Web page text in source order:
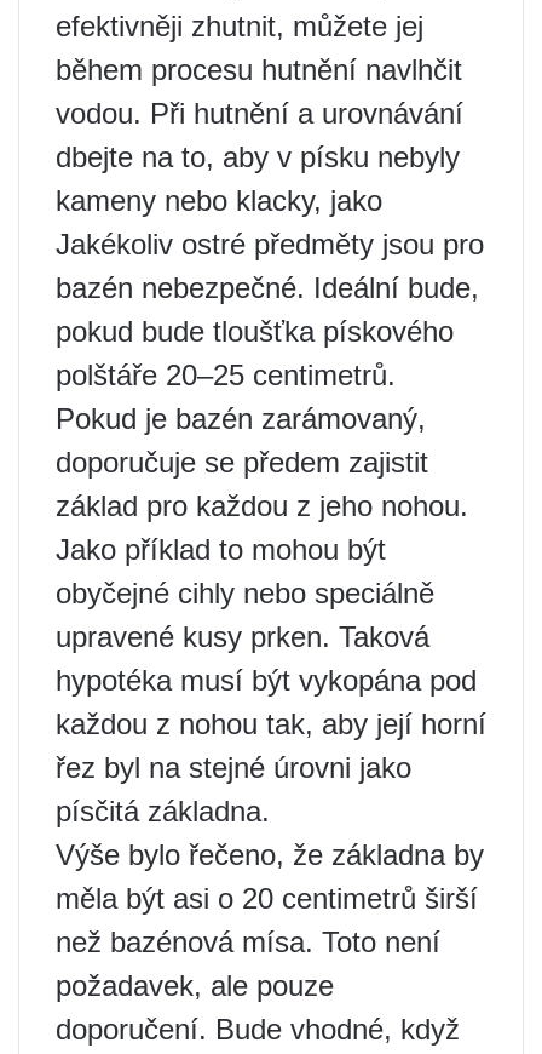
efektivněji zhutnit, můžete jej
během procesu hutnění navlhčit
vodou. Při hutnění a urovnávání
dbejte na to, aby v písku nebyly
kameny nebo klacky, jako
Jakékoliv ostré předměty jsou pro
bazén nebezpečné. Ideální bude,
pokud bude tloušťka pískového
polštáře 20–25 centimetrů.
Pokud je bazén zarámovaný,
doporučuje se předem zajistit
základ pro každou z jeho nohou.
Jako příklad to mohou být
obyčejné cihly nebo speciálně
upravené kusy prken. Taková
hypotéka musí být vykopána pod
každou z nohou tak, aby její horní
řez byl na stejné úrovni jako
písčitá základna.
Výše bylo řečeno, že základna by
měla být asi o 20 centimetrů širší
než bazénová mísa. Toto není
požadavek, ale pouze
doporučení. Bude vhodné, když